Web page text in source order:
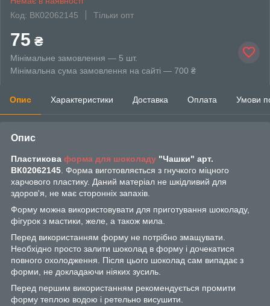
Код: ВК02062145
Тільки опт
75 ₴
Мінімальне замовлення — 5 шт.
Мінімальна сума замовлення на сайті — 700 ₴
Опис Характеристики Доставка Оплата Умови
Опис
Пластикова форма для шоколаду "Чашки" арт.
ВК02062145 . Форма виготовляється з гнучкого міцного
харчового пластику. Даний матеріал не шкідливий для
здоров'я, не має сторонніх запахів.
Форму можна використовувати для приготування шоколаду,
фігурок з мастики, желе, а також мила.
Перед використанням форму не потрібно змащувати.
Необхідно просто залити шоколад в форму і дочекатися
повного охолодження. Після цього шоколад сам випадає з
форми, не докладаючи ніяких зусиль.
Перед першим використанням рекомендується промити
форму теплою водою і ретельно висушити.